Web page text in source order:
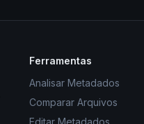
Ferramentas
Analisar Metadados
Comparar Arquivos
Editar Metadados